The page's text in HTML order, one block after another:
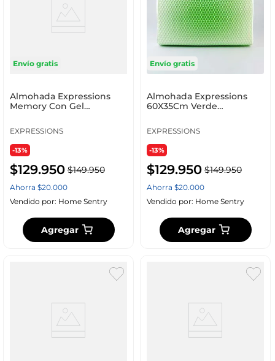
Envío gratis
Almohada Expressions
Memory Con Gel
EXPRESSIONS
-13%
$129.950 $149.950
Ahorra $20.000
Vendido por: Home Sentry
Agregar
Envío gratis
Almohada Expressions
60X35Cm Verde
EXPRESSIONS
-13%
$129.950 $149.950
Ahorra $20.000
Vendido por: Home Sentry
Agregar